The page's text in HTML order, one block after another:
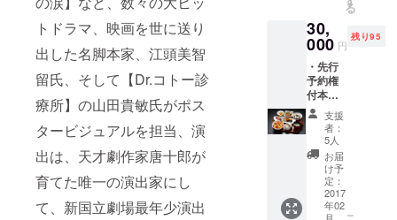
トドラマ、映画を世に送り
出した名脚本家、江頭美智
留氏、そして【Dr.コトー診
療所】の山田貴敏氏がポス
タービジュアルを担当、演
出は、天才劇作家唐十郎が
育てた唯一の演出家にし
て、新国立劇場最年少演出
る
30,
000 円
残り95
・先行
予約権
付本公
演ペア
チケッ
ト（Ｓ
席） ・
初代栄
蔵にぎ
り＆こ
と御前
支援
者：
5人
お届
け予
定：
2017
年02
月